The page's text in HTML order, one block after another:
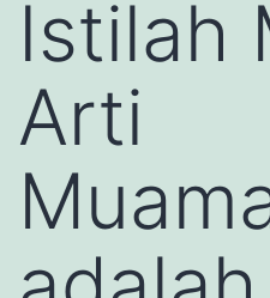
Istilah
Arti